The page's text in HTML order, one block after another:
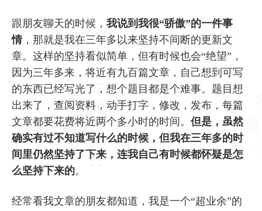
跟朋友聊天的时候， 我说到我很“骄傲”的一件事
情，那就是我在三年多以来坚持不间断的更新文
章。这样的坚持看似简单，但有时候也会“绝望”，
因为三年多来，将近有九百篇文章，自己想到可写
的东西已经写光了，想个题目都是个难事。题目想
出来了，查阅资料，动手打字，修改，发布，每篇
文章都要花费将近两个多小时的时间。 但是，虽然
确实有过不知道写什么的时候，但我在三年多的时
间里仍然坚持了下来，连我自己有时候都怀疑是怎
么坚持下来的。
经常看我文章的朋友都知道，我是一个“超业余”的